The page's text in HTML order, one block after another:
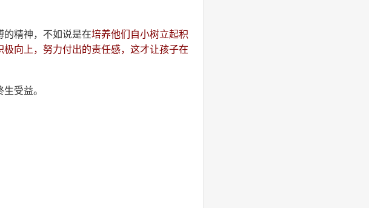
精神，不如说是在培养他们自小树立起积
向上，努力付出的责任感，这才让孩子在
受益。